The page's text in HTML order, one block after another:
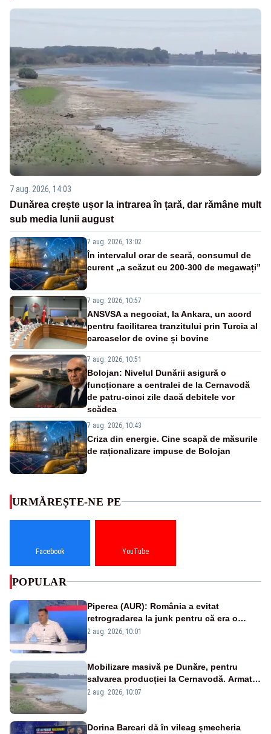
7 aug. 2026, 14:03
Dunărea crește ușor la intrarea în țară, dar rămâne mult
sub media lunii august
7 aug. 2026, 13:02
În intervalul orar de seară, consumul de
curent „a scăzut cu 200-300 de megawați”
7 aug. 2026, 10:57
ANSVSA a negociat, la Ankara, un acord
pentru facilitarea tranzitului prin Turcia al
carcaselor de ovine și bovine
7 aug. 2026, 10:51
Bolojan: Nivelul Dunării asigură o
funcționare a centralei de la Cernavodă
de patru-cinci zile dacă debitele vor
scădea
7 aug. 2026, 10:43
Criza din energie. Cine scapă de măsurile
de raționalizare impuse de Bolojan
URMĂREȘTE-NE PE
Facebook YouTube
POPULAR
Piperea (AUR): România a evitat
retrogradarea la junk pentru că era o
catastrofă pentru bănci și fondurile de
2 aug. 2026, 10:01
Mobilizare masivă pe Dunăre, pentru
salvarea producției la Cernavodă. Armata
va detona o stâncă și va devia apa
2 aug. 2026, 10:07
Dorina Barcari dă în vileag șmecheria